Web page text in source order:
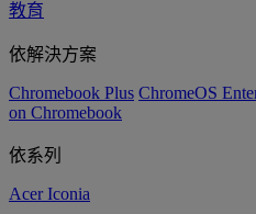
教育
依解決方案
Chromebook Plus ChromeOS
on Chromebook
依系列
Acer Iconia